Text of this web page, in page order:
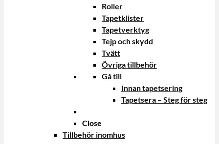
Roller
Tapetklister
Tapetverktyg
Tejp och skydd
Tvätt
Övriga tillbehör
Gå till
Innan tapetsering
Tapetsera – Steg för steg
Close
Tillbehör inomhus